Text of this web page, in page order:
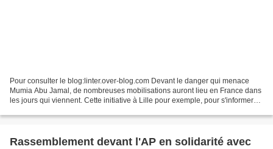
Pour consulter le blog:linter.over-blog.com Devant le danger qui menace
Mumia Abu Jamal, de nombreuses mobilisations auront lieu en France dans
les jours qui viennent. Cette initiative à Lille pour exemple, pour s'informer
Rassemblement devant l'AP en solidarité avec